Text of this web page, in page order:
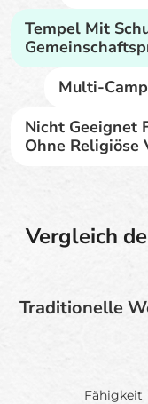
Tempel Mit
Multi-
Nicht Geeignet
Ohne Religiöse
Vergleich
Traditionelle
Fähigkeit